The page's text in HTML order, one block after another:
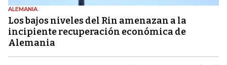
ALEMANIA
Los bajos niveles del Rin amenazan a la
incipiente recuperación económica de
Alemania